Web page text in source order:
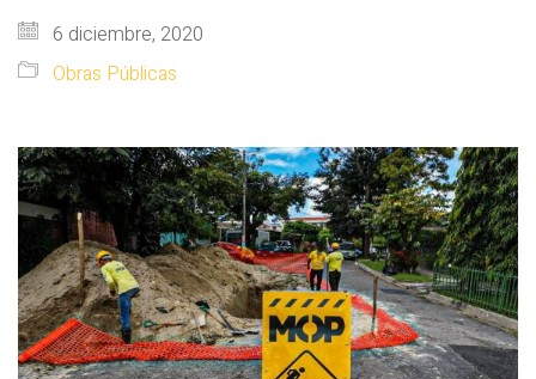
6 diciembre, 2020
Obras Públicas